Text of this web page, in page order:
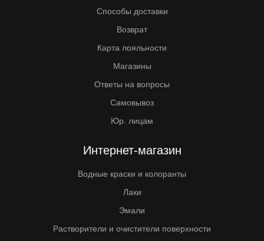
Способы доставки
Возврат
Карта лояльности
Магазины
Ответы на вопросы
Самовывоз
Юр. лицам
Интернет-магазин
Водные краски и колоранты
Лаки
Эмали
Растворители и очистители поверхности